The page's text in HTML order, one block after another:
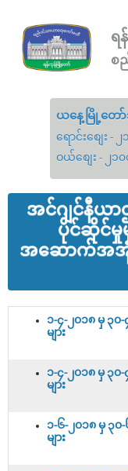
ရ
စ
ယနေ့မြို့တော်
ရောင်းစျေး -
ဝယ်စျေး - ၂၁
အင်ဂျင်နီယ
ပိုင်ဆိုင်မှု
အဆောက်အအုံ
၁-၄-၂၀၁၈ မှ ၃
များ
၁-၄-၂၀၁၈ မှ ၃
များ
၁-၆-၂၀၁၈ မှ ၃
များ